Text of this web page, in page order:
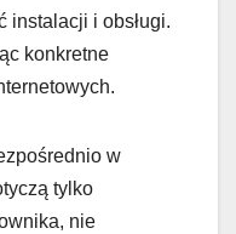
instalacji i obsługi.
konkretne
w
tylko
nie